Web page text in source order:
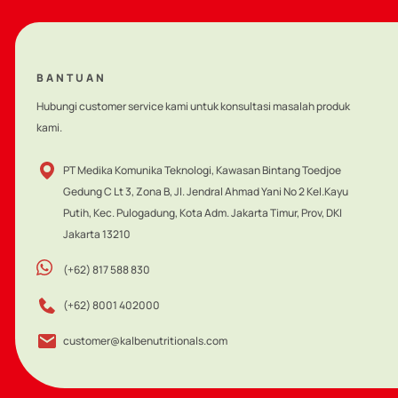
Resep Bake Milk Vegetables
3-12 Tahun Snack
BANTUAN
Hubungi customer service kami untuk konsultasi masalah produk
kami.
PT Medika Komunika Teknologi, Kawasan Bintang Toedjoe
Gedung C Lt 3, Zona B, Jl. Jendral Ahmad Yani No 2 Kel.Kayu
Putih, Kec. Pulogadung, Kota Adm. Jakarta Timur, Prov, DKI
Jakarta 13210
(+62) 817 588 830
(+62) 8001 402000
customer@kalbenutritionals.com